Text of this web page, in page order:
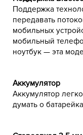
Поддержка
передавать
мобильных
мобильный
ноутбук — эта
Аккумулятор
Аккумулятор
думать о